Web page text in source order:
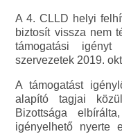
A 4. CLLD helyi
biztosít vissza nem
támogatási
szervezetek 2019.
A támogatást
alapító tagjai
Bizottsága
igényelhető nyerte